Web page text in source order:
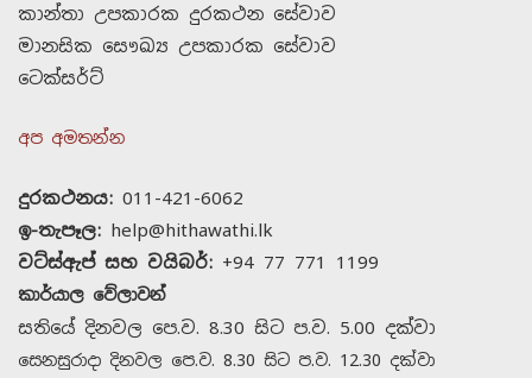
කාන්තා උපකාරක දුරකථන සේවාව
මානසික සෞඛ්‍ය උපකාරක සේවාව
ටෙක්සර්ට්
අප අමතන්න
දුරකථනය: 011-421-6062
ඉ-තැපෑල: help@hithawathi.lk
වට්ස්ඇප් සහ වයිබර්: +94 77 771 1199
කාර්යාල වේලාවන්
සතියේ දිනවල පෙ.ව. 8.30 සිට ප.ව. 5.00 දක්වා
සෙනසුරාදා දිනවල පෙ.ව. 8.30 සිට ප.ව. 12.30 දක්වා